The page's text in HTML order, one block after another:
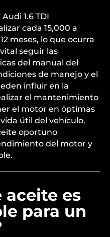
1.6 TDI
cada 15,000 a
meses, lo que ocurra
seguir las
del manual del
de manejo y el
influir en la
el mantenimiento
el motor en óptimas
útil del vehículo.
oportuno
del motor y
aceite es
para un